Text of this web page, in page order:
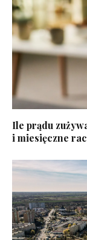
Ile prądu
i miesięczne